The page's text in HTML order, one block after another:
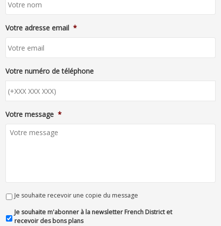
Votre adresse email *
Votre numéro de téléphone
Votre message *
Je souhaite recevoir une copie du message
Je souhaite m'abonner à la newsletter French District et
recevoir des bons plans